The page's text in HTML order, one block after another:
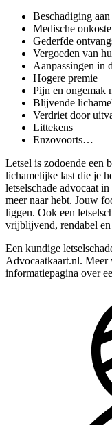
Beschadiging
Medische
Gederfde
Vergoeden van
Aanpassingen in
Hogere premie
Pijn en ongemak
Blijvende
Verdriet door
Littekens
Enzovoorts…
Letsel is zodoende een
lichamelijke last die je
letselschade advocaat
meer naar hebt. Jouw
liggen. Ook een
vrijblijvend, rendabel
Een kundige
Advocaatkaart.nl. Meer
informatiepagina over